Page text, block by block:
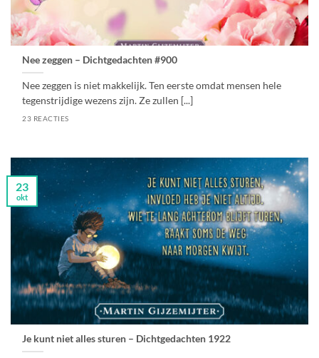
Nee zeggen – Dichtgedachten #900
Nee zeggen is niet makkelijk. Ten eerste omdat mensen hele
tegenstrijdige wezens zijn. Ze zullen [...]
23 REACTIES
Je kunt niet alles sturen – Dichtgedachten 1922
23
okt